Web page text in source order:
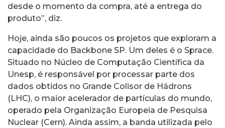
desde o momento da compra, até a entrega do
produto”, diz.
Hoje, ainda são poucos os projetos que exploram a
capacidade do Backbone SP. Um deles é o Sprace.
Situado no Núcleo de Computação Científica da
Unesp, é responsável por processar parte dos
dados obtidos no Grande Colisor de Hádrons
(LHC), o maior acelerador de partículas do mundo,
operado pela Organização Europeia de Pesquisa
Nuclear (Cern). Ainda assim, a banda utilizada pelo